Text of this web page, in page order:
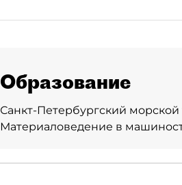
Образование
Санкт-Петербургский
Материаловедение в